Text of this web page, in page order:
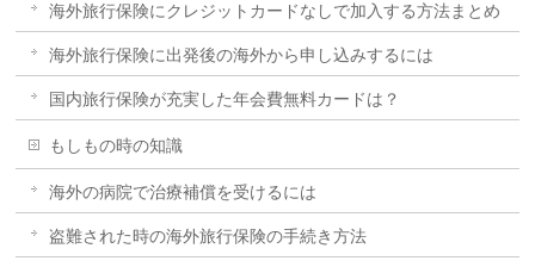
海外旅行保険にクレジットカードなしで加入する方法まとめ
海外旅行保険に出発後の海外から申し込みするには
国内旅行保険が充実した年会費無料カードは？
もしもの時の知識
海外の病院で治療補償を受けるには
盗難された時の海外旅行保険の手続き方法